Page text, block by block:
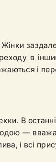
в
і
В
—
і всі